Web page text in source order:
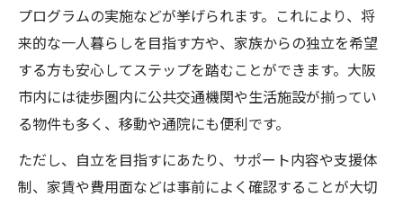
プログラムの実施などが挙げられます。これにより、将
来的な一人暮らしを目指す方や、家族からの独立を希望
する方も安心してステップを踏むことができます。大阪
市内には徒歩圏内に公共交通機関や生活施設が揃ってい
る物件も多く、移動や通院にも便利です。
ただし、自立を目指すにあたり、サポート内容や支援体
制、家賃や費用面などは事前によく確認することが大切